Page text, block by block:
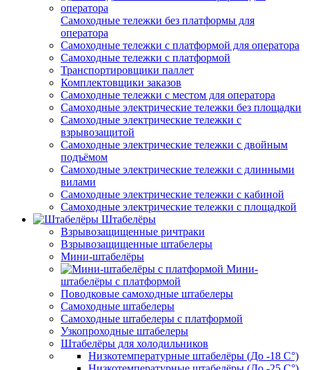
Самоходные тележки без платформы для
оператора
Самоходные тележки с платформой для оператора
Самоходные тележки с платформой
Транспортировщики паллет
Комплектовщики заказов
Самоходные тележки с местом для оператора
Самоходные электрические тележки без площадки
Самоходные электрические тележки с
взрывозащитой
Самоходные электрические тележки с двойным
подъёмом
Самоходные электрические тележки с длинными
вилами
Самоходные электрические тележки с кабиной
Самоходные электрические тележки с площадкой
Штабелёры
Взрывозащищенные ричтраки
Взрывозащищенные штабелеры
Мини-штабелёры
Мини-
штабелёры с платформой
Поводковые самоходные штабелеры
Самоходные штабелеры
Самоходные штабелеры с платформой
Узкопроходные штабелеры
Штабелёры для холодильников
Низкотемпературные штабелёры (До -18 C°)